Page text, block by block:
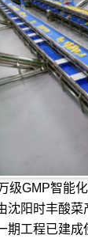
级GMP智能
阳时丰酸菜
期工程已建